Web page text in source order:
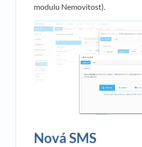
modulu Nemovitost).
Nová SMS